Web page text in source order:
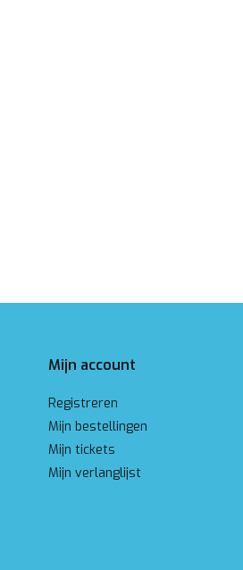
Mijn account
Registreren
Mijn bestellingen
Mijn tickets
Mijn verlanglijst